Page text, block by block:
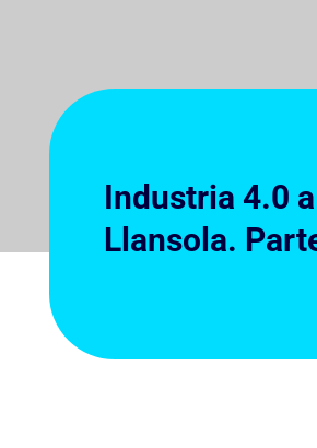
Industria 4.0 a
Llansola.